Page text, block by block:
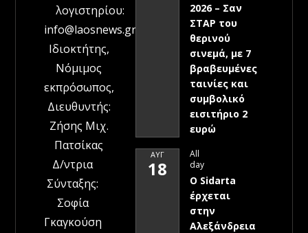
λογιστηρίου:
info@laosnews.gr
Ιδιοκτήτης,
Νόμιμος
εκπρόσωπος,
Διευθυντής:
Ζήσης Μιχ.
Πατσίκας
Δ/ντρια
Σύνταξης:
Σοφία
Γκαγκούση
2026 – Σαν
ΣΤΑΡ του
θερινού
σινεμά, με 7
βραβευμένες
ταινίες και
συμβολικό
εισιτήριο 2
ευρώ
ΑΥΓ
18
All
day
Ο Sidarta
έρχεται
στην
Αλεξάνδρεια